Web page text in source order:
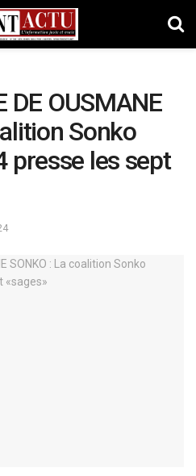
DE OUSMANE
Sonko
presse les sept